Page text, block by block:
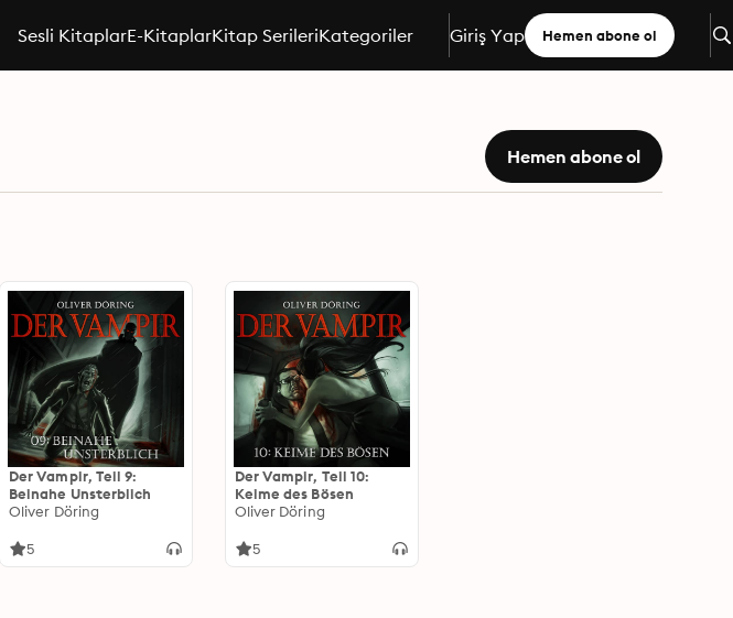
Sesli KitaplarE-KitaplarKitap SerileriKategoriler Giriş Yap Hemen abone ol
Hemen abone ol
Der Vampir, Teil 9:
Beinahe Unsterblich
Oliver Döring
5
Der Vampir, Teil 10:
Keime des Bösen
Oliver Döring
5